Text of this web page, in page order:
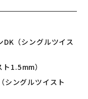
（シングルツイス
1.5mm）
ングルツイスト